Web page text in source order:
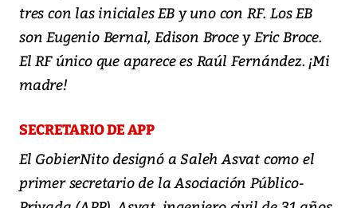
tres con las iniciales EB y uno con RF. Los EB
son Eugenio Bernal, Edison Broce y Eric Broce.
El RF único que aparece es Raúl Fernández. ¡Mi
madre!
SECRETARIO DE APP
El GobierNito designó a Saleh Asvat como el
primer secretario de la Asociación Público-